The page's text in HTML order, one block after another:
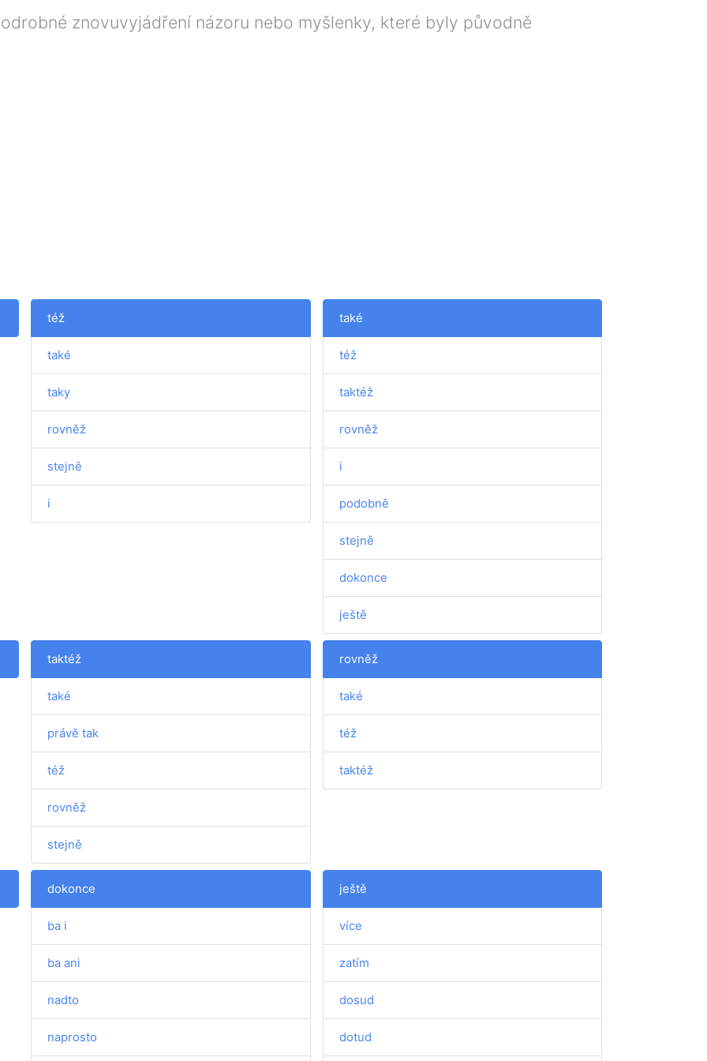
znovuvyjádření názoru nebo myšlenky, které byly původně
též
také
taky
rovněž
stejně
i
také
též
taktéž
rovněž
i
podobně
stejně
dokonce
ještě
taktéž
také
právě tak
též
rovněž
stejně
rovněž
také
též
taktéž
dokonce
ba i
ba ani
nadto
naprosto
ještě
více
zatím
dosud
dotud